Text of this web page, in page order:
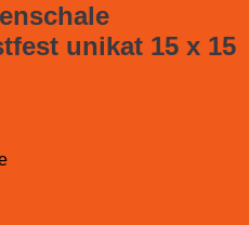
unikat 15 x 15